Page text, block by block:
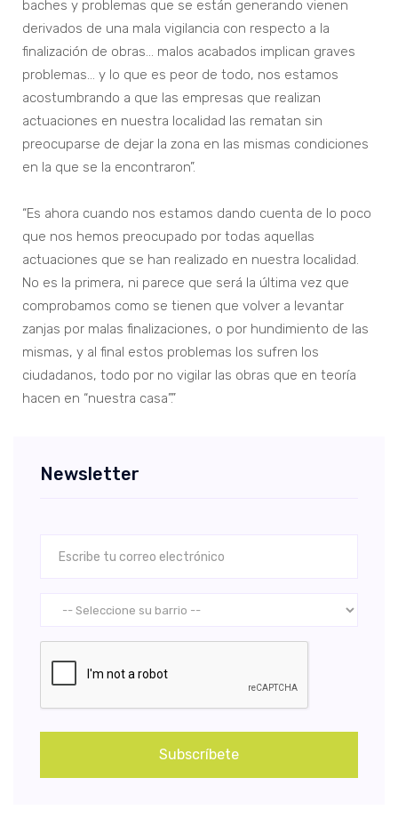
baches y problemas que se están generando vienen
derivados de una mala vigilancia con respecto a la
finalización de obras… malos acabados implican graves
problemas… y lo que es peor de todo, nos estamos
acostumbrando a que las empresas que realizan
actuaciones en nuestra localidad las rematan sin
preocuparse de dejar la zona en las mismas condiciones
en la que se la encontraron”.
“Es ahora cuando nos estamos dando cuenta de lo poco
que nos hemos preocupado por todas aquellas
actuaciones que se han realizado en nuestra localidad.
No es la primera, ni parece que será la última vez que
comprobamos como se tienen que volver a levantar
zanjas por malas finalizaciones, o por hundimiento de las
mismas, y al final estos problemas los sufren los
ciudadanos, todo por no vigilar las obras que en teoría
hacen en “nuestra casa”.”
Newsletter
Subscríbete